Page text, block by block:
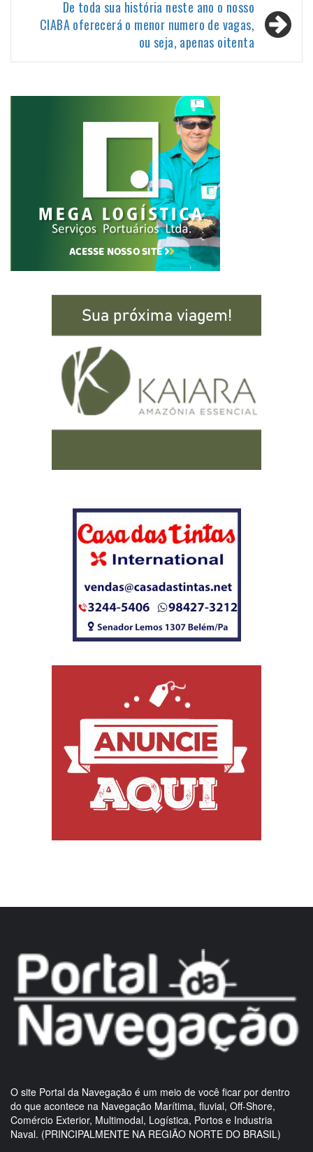
De toda sua história neste ano o nosso
CIABA oferecerá o menor numero de vagas,
ou seja, apenas oitenta
O site Portal da Navegação é um meio de você ficar por dentro
do que acontece na Navegação Marítima, fluvial, Off-Shore,
Comércio Exterior, Multimodal, Logística, Portos e Industria
Naval. (PRINCIPALMENTE NA REGIÃO NORTE DO BRASIL)